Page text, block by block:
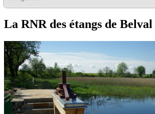
La RNR des étangs de